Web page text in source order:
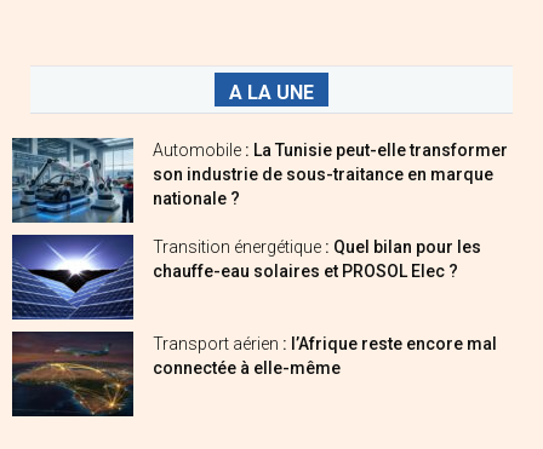
A LA UNE
Automobile : La Tunisie peut-elle transformer
son industrie de sous-traitance en marque
nationale ?
Transition énergétique : Quel bilan pour les
chauffe-eau solaires et PROSOL Elec ?
Transport aérien : l’Afrique reste encore mal
connectée à elle-même